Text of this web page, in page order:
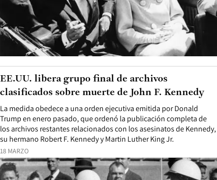
18 MARZO
La medida obedece a una orden ejecutiva emitida por Donald
Trump en enero pasado, que ordenó la publicación completa de
los archivos restantes relacionados con los asesinatos de Kennedy,
su hermano Robert F. Kennedy y Martin Luther King Jr.
EE.UU. libera grupo final de archivos
clasificados sobre muerte de John F. Kennedy